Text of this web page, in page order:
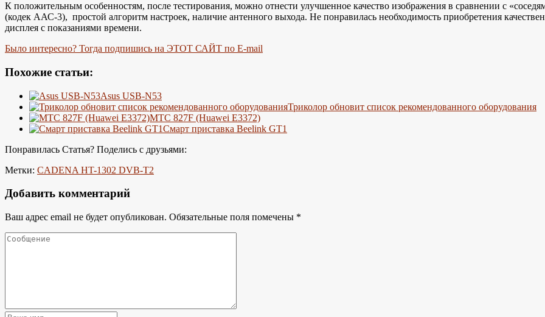
К положительным особенностям, после тестирования, можно отнести улучшенное качество изображения в сравнении с
(кодек ААС-3), простой алгоритм настроек, наличие антенного выхода. Не понравилась необходимость приобретения
дисплея с показаниями времени.
Было интересно? Тогда подпишись на ЭТОТ САЙТ по E-mail
Похожие статьи:
Asus USB-N53
Триколор обновит список рекомендованного оборудования
МТС 827F (Huawei E3372)
Смарт приставка Beelink GT1
Понравилась Статья? Поделись с друзьями:
Метки: CADENA HT-1302 DVB-T2
Добавить комментарий
Ваш адрес email не будет опубликован. Обязательные поля помечены *